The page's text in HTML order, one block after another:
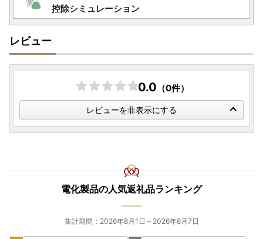
控除シミュレーション
レビュー
0.0 （0件）
レビューを非表示にする
電化製品の人気返礼品ランキング
集計期間：2026年8月1日～2026年8月7日